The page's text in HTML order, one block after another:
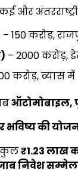
और
– ₹150 करोड़,
– ₹2000 करोड़,
करोड़, ब्यास में
ऑटोमोबाइल,
की
कुल₹1.23लाख
निवेश